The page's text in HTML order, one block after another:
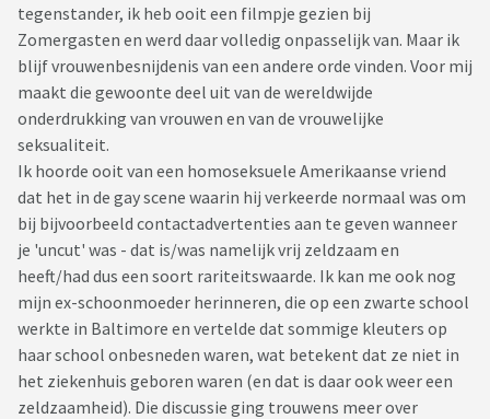
tegenstander, ik heb ooit een filmpje gezien bij
Zomergasten en werd daar volledig onpasselijk van. Maar ik
blijf vrouwenbesnijdenis van een andere orde vinden. Voor mij
maakt die gewoonte deel uit van de wereldwijde
onderdrukking van vrouwen en van de vrouwelijke
seksualiteit.
Ik hoorde ooit van een homoseksuele Amerikaanse vriend
dat het in de gay scene waarin hij verkeerde normaal was om
bij bijvoorbeeld contactadvertenties aan te geven wanneer
je 'uncut' was - dat is/was namelijk vrij zeldzaam en
heeft/had dus een soort rariteitswaarde. Ik kan me ook nog
mijn ex-schoonmoeder herinneren, die op een zwarte school
werkte in Baltimore en vertelde dat sommige kleuters op
haar school onbesneden waren, wat betekent dat ze niet in
het ziekenhuis geboren waren (en dat is daar ook weer een
zeldzaamheid). Die discussie ging trouwens meer over